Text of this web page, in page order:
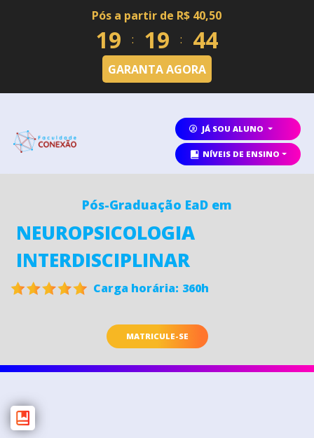
JÁ SOU ALUNO
NÍVEIS DE ENSINO
Pós a partir de R$ 40,50
19 : 19 : 43
GARANTA AGORA
Pós-Graduação EaD em
NEUROPSICOLOGIA
INTERDISCIPLINAR
Carga horária: 360h
MATRICULE-SE